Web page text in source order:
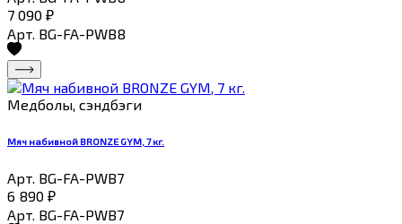
7 090 ₽
Арт. BG-FA-PWB8
Медболы, сэндбэги
Мяч набивной BRONZE GYM, 7 кг.
Арт. BG-FA-PWB7
6 890 ₽
Арт. BG-FA-PWB7